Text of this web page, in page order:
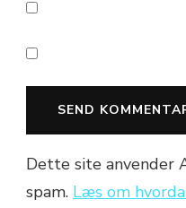
Dette site anvender
spam. Læs om